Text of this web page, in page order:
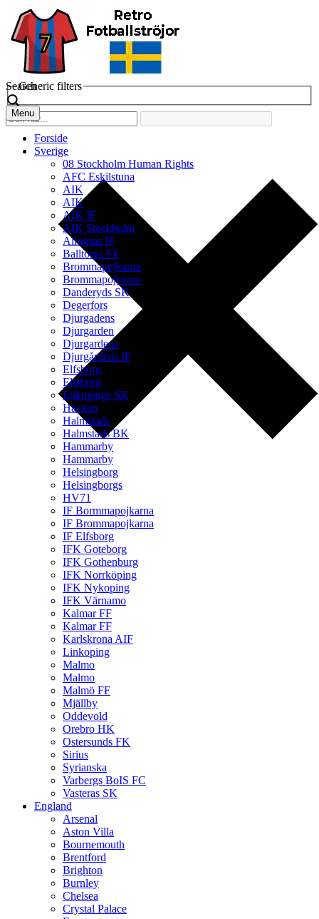
Search
Generic filters
Menu
Forside
Sverige
08 Stockholm Human Rights
AFC Eskilstuna
AIK
AIK
AIK IF
AIK Stockholm
Alingsas IF
Balltorps FF
Brommapojkarna
Brommapojkarna
Danderyds SK
Degerfors
Djurgadens
Djurgarden
Djurgardens
Djurgårdens IF
Elfsborg
Elfsborg
Enkopings SK
Häcken
Halmstads
Halmstads BK
Hammarby
Hammarby
Helsingborg
Helsingborgs
HV71
IF Bormmapojkarna
IF Brommapojkarna
IF Elfsborg
IFK Goteborg
IFK Gothenburg
IFK Norrköping
IFK Nykoping
IFK Värnamo
Kalmar FF
Kalmar FF
Karlskrona AIF
Linkoping
Malmo
Malmo
Malmö FF
Mjällby
Oddevold
Orebro HK
Ostersunds FK
Sirius
Syrianska
Varbergs BoIS FC
Vasteras SK
England
Arsenal
Aston Villa
Bournemouth
Brentford
Brighton
Burnley
Chelsea
Crystal Palace